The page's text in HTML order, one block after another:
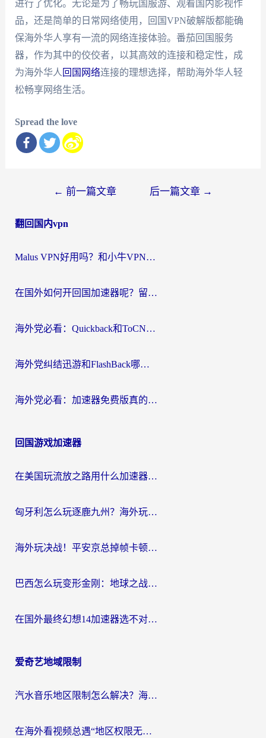
进行了优化。无论是为了畅玩国服游、观看国内影视作
品，还是简单的日常网络使用，回国VPN破解版都能确
保海外华人享有一流的网络连接体验。番茄回国服务
器，作为其中的佼佼者，以其高效的连接和稳定性，成
为海外华人 回国网络连接的理想选择，帮助海外华人轻
松畅享网络生活。
Spread the love
导
← 前一篇文章 后一篇文章 →
翻回国内vpn
Malus VPN好用吗？和小牛VPN对比哪个回国效果更好？海外党亲测实用指南
在国外如何开回国加速器呢？留学生亲测的无缝访问国内资源指南
海外党必看：Quickback和ToCN好用吗？3分钟选对回国加速器的实用指南
海外党纠结迅游和FlashBack哪个好？2026实用指南教你选对回国加速器
海外党必看：加速器免费版真的能解决回国访问难题吗？附实用选择指南
回国游戏加速器
在美国玩流放之路用什么加速器？海外党国服游戏不卡顿的终极攻略
匈牙利怎么玩逐鹿九州？海外玩家国服游戏加速器终极指南（附永劫无间荣耀新三国解决方案）
海外玩决战！平安京总掉帧卡顿？用什么加速器比较好？实测指南来了
巴西怎么玩变形金刚：地球之战？海外玩家国服游戏加速终极指南（附新诛仙延迟密室逃脱18解决办法）
在国外最终幻想14加速器选不对？海外玩家的国服游戏加速避坑指南
爱奇艺地域限制
汽水音乐地区限制怎么解决？海外听国内音乐的实用指南来了
在海外看视频总遇“地区权限无法观看”？这篇攻略帮你轻松解锁国内影视动漫